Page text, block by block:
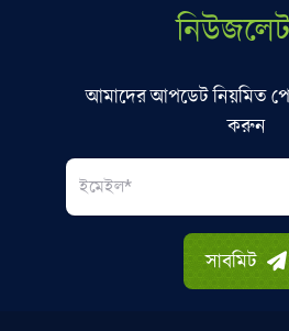
আমাদের আপডেট নিয়মিত
করুন
সাবমিট